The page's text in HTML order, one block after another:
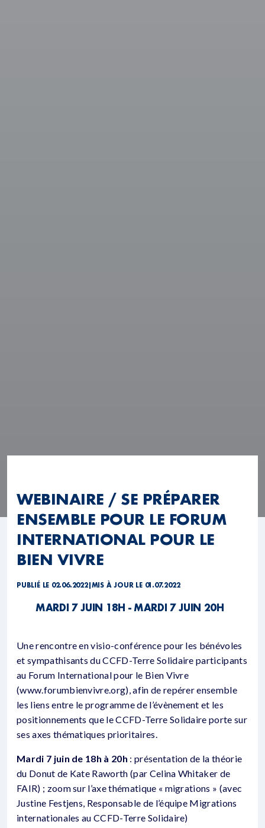
WEBINAIRE / SE PRÉPARER
ENSEMBLE POUR LE FORUM
INTERNATIONAL POUR LE
BIEN VIVRE
PUBLIÉ LE 02.06.2022| MIS À JOUR LE 01.07.2022
MARDI 7 JUIN 18H - MARDI 7 JUIN 20H
Une rencontre en visio-conférence pour les bénévoles
et sympathisants du CCFD-Terre Solidaire participants
au Forum International pour le Bien Vivre
(www.forumbienvivre.org), afin de repérer ensemble
les liens entre le programme de l’évènement et les
positionnements que le CCFD-Terre Solidaire porte sur
ses axes thématiques prioritaires.
Mardi 7 juin de 18h à 20h : présentation de la théorie
du Donut de Kate Raworth (par Celina Whitaker de
FAIR) ; zoom sur l’axe thématique « migrations » (avec
Justine Festjens, Responsable de l’équipe Migrations
internationales au CCFD-Terre Solidaire)